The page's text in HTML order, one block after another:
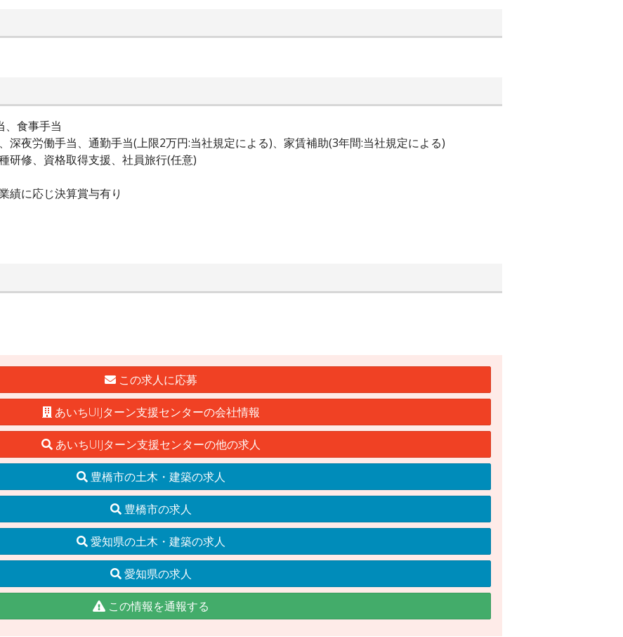
、食事手当
深夜労働手当、通勤手当(上限2万円:当社規定による)、家賃補助(3年間:当社規定による)
研修、資格取得支援、社員旅行(任意)
績に応じ決算賞与有り
この求人に応募
あいちUIJターン支援センターの会社情報
あいちUIJターン支援センターの他の求人
豊橋市の土木・建築の求人
豊橋市の求人
愛知県の土木・建築の求人
愛知県の求人
この情報を通報する